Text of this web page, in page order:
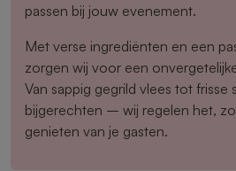
passen bij jouw evenement.
Met verse ingrediënten en een
zorgen wij voor een
Van sappig gegrild vlees tot frisse
bijgerechten – wij regelen het,
genieten van je gasten.